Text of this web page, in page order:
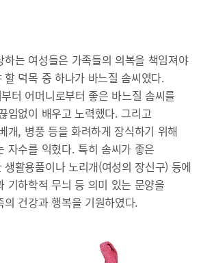
하는 여성들은 가족들의 의복을 책임져야
할 덕목 중 하나가 바느질 솜씨였다.
터 어머니로부터 좋은 바느질 솜씨를
임없이 배우고 노력했다. 그리고
개, 병풍 등을 화려하게 장식하기 위해
자수를 익혔다. 특히 솜씨가 좋은
생활용품이나 노리개(여성의 장신구) 등에
기하학적 무늬 등 의미 있는 문양을
의 건강과 행복을 기원하였다.